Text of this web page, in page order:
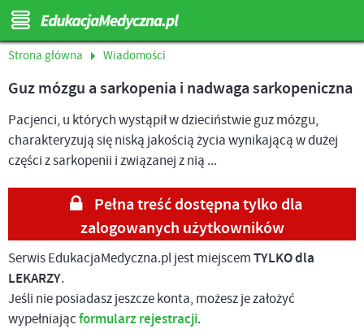
Strona główna Wiadomości
Guz mózgu a sarkopenia i nadwaga sarkopeniczna
Pacjenci, u których wystąpił w dzieciństwie guz mózgu,
charakteryzują się niską jakością życia wynikającą w dużej
części z sarkopenii i związanej z nią ...
Pełna treść dostępna tylko dla
zalogowanych użytkowników
Serwis EdukacjaMedyczna.pl jest miejscemTYLKO dla
LEKARZY.
Jeśli nie posiadasz jeszcze konta, możesz je założyć
wypełniającformularz rejestracji.